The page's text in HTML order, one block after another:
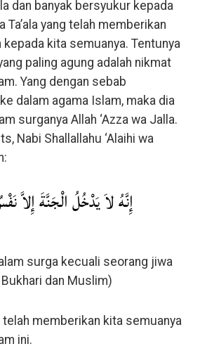
dan banyak bersyukur kepada
Ta’ala yang telah memberikan
kepada kita semuanya. Tentunya
paling agung adalah nikmat
Yang dengan sebab
dalam agama Islam, maka dia
surganya Allah ‘Azza wa Jalla.
Nabi Shallallahu ‘Alaihi wa
إِنَّهُ لاَ يَدْخُلُ الْجَنَّةَ إِلاَّ
surga kecuali seorang jiwa
dan Muslim)
telah memberikan kita semuanya
ini.